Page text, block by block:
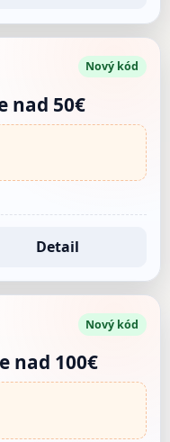
Nový kód
nad 50€
Detail
Nový kód
nad 100€